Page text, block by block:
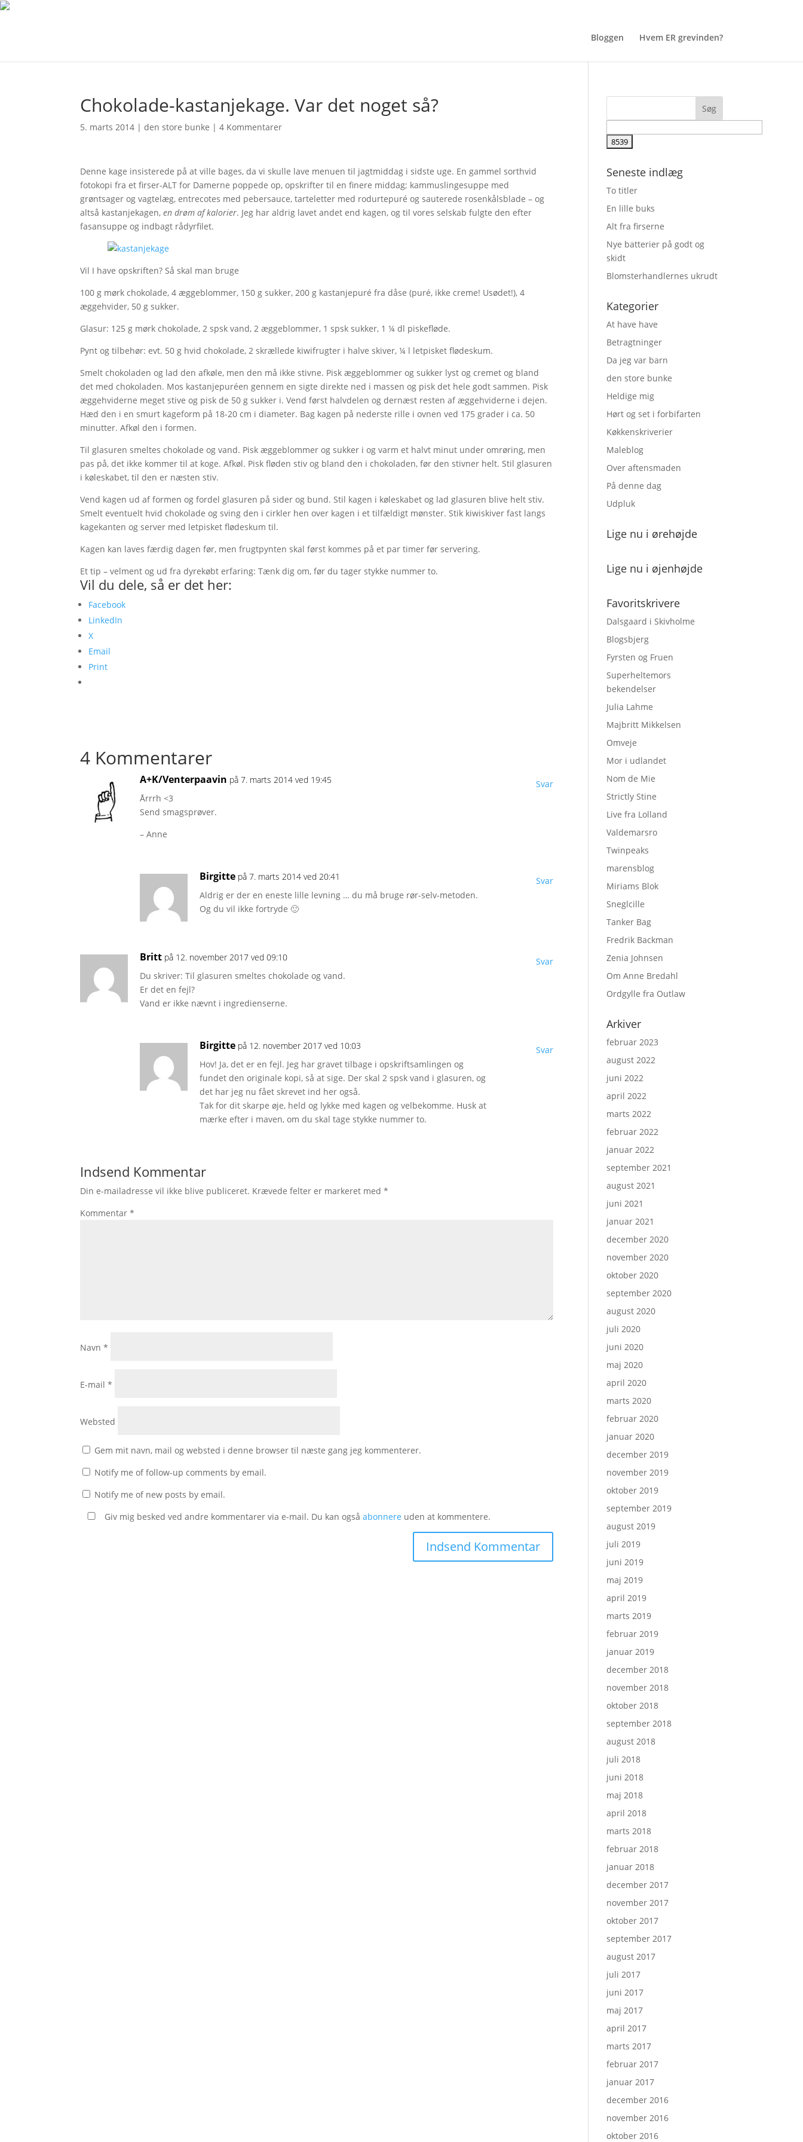
Bloggen Hvem ER grevinden?
Chokolade-kastanjekage. Var det noget så?
5. marts 2014 |den store bunke |4 Kommentarer
Denne kage insisterede på at ville bages, da vi skulle lave menuen til jagtmiddag i sidste uge. En gammel sorthvid
fotokopi fra et firser-ALT for Damerne poppede op, opskrifter til en finere middag; kammuslingesuppe med
grøntsager og vagtelæg, entrecotes med pebersauce, tarteletter med rodurtepuré og sauterede rosenkålsblade – og
altså kastanjekagen,en drøm af kalorier. Jeg har aldrig lavet andet end kagen, og til vores selskab fulgte den efter
fasansuppe og indbagt rådyrfilet.
Vil I have opskriften? Så skal man bruge
100 g mørk chokolade, 4 æggeblommer, 150 g sukker, 200 g kastanjepuré fra dåse (puré, ikke creme! Usødet!), 4
æggehvider, 50 g sukker.
Glasur: 125 g mørk chokolade, 2 spsk vand, 2 æggeblommer, 1 spsk sukker, 1 ¼ dl piskefløde.
Pynt og tilbehør: evt. 50 g hvid chokolade, 2 skrællede kiwifrugter i halve skiver, ¼ l letpisket flødeskum.
Smelt chokoladen og lad den afkøle, men den må ikke stivne. Pisk æggeblommer og sukker lyst og cremet og bland
det med chokoladen. Mos kastanjepuréen gennem en sigte direkte ned i massen og pisk det hele godt sammen. Pisk
æggehviderne meget stive og pisk de 50 g sukker i. Vend først halvdelen og dernæst resten af æggehviderne i dejen.
Hæd den i en smurt kageform på 18-20 cm i diameter. Bag kagen på nederste rille i ovnen ved 175 grader i ca. 50
minutter. Afkøl den i formen.
Til glasuren smeltes chokolade og vand. Pisk æggeblommer og sukker i og varm et halvt minut under omrøring, men
pas på, det ikke kommer til at koge. Afkøl. Pisk fløden stiv og bland den i chokoladen, før den stivner helt. Stil glasuren
i køleskabet, til den er næsten stiv.
Vend kagen ud af formen og fordel glasuren på sider og bund. Stil kagen i køleskabet og lad glasuren blive helt stiv.
Smelt eventuelt hvid chokolade og sving den i cirkler hen over kagen i et tilfældigt mønster. Stik kiwiskiver fast langs
kagekanten og server med letpisket flødeskum til.
Kagen kan laves færdig dagen før, men frugtpynten skal først kommes på et par timer før servering.
Et tip – velment og ud fra dyrekøbt erfaring: Tænk dig om, før du tager stykke nummer to.
Vil du dele, så er det her:
Facebook
LinkedIn
X
Email
Print
4 Kommentarer
A+K/Venterpaavin på 7. marts 2014 ved 19:45
Årrrh <3
Send smagsprøver.
– Anne
Svar
Birgitte på 7. marts 2014 ved 20:41
Aldrig er der en eneste lille levning … du må bruge rør-selv-metoden.
Og du vil ikke fortryde 🙂
Svar
Britt på 12. november 2017 ved 09:10
Du skriver: Til glasuren smeltes chokolade og vand.
Er det en fejl?
Vand er ikke nævnt i ingredienserne.
Svar
Birgitte på 12. november 2017 ved 10:03
Hov! Ja, det er en fejl. Jeg har gravet tilbage i opskriftsamlingen og
fundet den originale kopi, så at sige. Der skal 2 spsk vand i glasuren, og
det har jeg nu fået skrevet ind her også.
Tak for dit skarpe øje, held og lykke med kagen og velbekomme. Husk at
mærke efter i maven, om du skal tage stykke nummer to.
Svar
Indsend Kommentar
Din e-mailadresse vil ikke blive publiceret. Krævede felter er markeret med*
Kommentar*
Navn*
E-mail*
Websted
Gem mit navn, mail og websted i denne browser til næste gang jeg kommenterer.
Notify me of follow-up comments by email.
Notify me of new posts by email.
Giv mig besked ved andre kommentarer via e-mail. Du kan ogsåabonnere uden at kommentere.
Seneste indlæg
To titler
En lille buks
Alt fra firserne
Nye batterier på godt og
skidt
Blomsterhandlernes ukrudt
Kategorier
At have have
Betragtninger
Da jeg var barn
den store bunke
Heldige mig
Hørt og set i forbifarten
Køkkenskriverier
Maleblog
Over aftensmaden
På denne dag
Udpluk
Lige nu i ørehøjde
Lige nu i øjenhøjde
Favoritskrivere
Dalsgaard i Skivholme
Blogsbjerg
Fyrsten og Fruen
Superheltemors
bekendelser
Julia Lahme
Majbritt Mikkelsen
Omveje
Mor i udlandet
Nom de Mie
Strictly Stine
Live fra Lolland
Valdemarsro
Twinpeaks
marensblog
Miriams Blok
Sneglcille
Tanker Bag
Fredrik Backman
Zenia Johnsen
Om Anne Bredahl
Ordgylle fra Outlaw
Arkiver
februar 2023
august 2022
juni 2022
april 2022
marts 2022
februar 2022
januar 2022
september 2021
august 2021
juni 2021
januar 2021
december 2020
november 2020
oktober 2020
september 2020
august 2020
juli 2020
juni 2020
maj 2020
april 2020
marts 2020
februar 2020
januar 2020
december 2019
november 2019
oktober 2019
september 2019
august 2019
juli 2019
juni 2019
maj 2019
april 2019
marts 2019
februar 2019
januar 2019
december 2018
november 2018
oktober 2018
september 2018
august 2018
juli 2018
juni 2018
maj 2018
april 2018
marts 2018
februar 2018
januar 2018
december 2017
november 2017
oktober 2017
september 2017
august 2017
juli 2017
juni 2017
maj 2017
april 2017
marts 2017
februar 2017
januar 2017
december 2016
november 2016
oktober 2016